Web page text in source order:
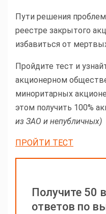
Пути решения
реестре закрытого
избавиться от
Пройдите тест и
акционерном
миноритарных
этом получить 100%
из ЗАО и непубличных)
ПРОЙТИ ТЕСТ
Получите 50
ответов по